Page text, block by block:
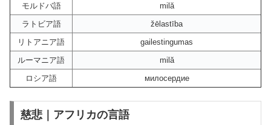
モルドバ語
milă
ラトビア語
žēlastība
リトアニア語
gailestingumas
ルーマニア語
milă
ロシア語
милосердие
慈悲｜アフリカの言語